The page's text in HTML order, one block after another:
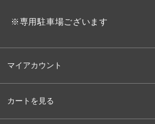
※専用駐車場ございます
マイアカウント
カートを見る